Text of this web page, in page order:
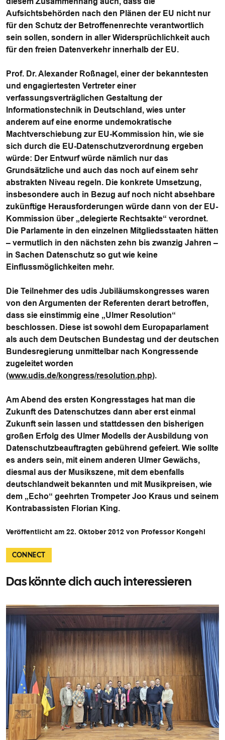
Aufsichtsbehörden nach den Plänen der EU nicht nur
für den Schutz der Betroffenenrechte verantwortlich
sein sollen, sondern in aller Widersprüchlichkeit auch
für den freien Datenverkehr innerhalb der EU.
Prof. Dr. Alexander Roßnagel , einer der bekanntesten
und engagiertesten Vertreter einer
verfassungsverträglichen Gestaltung der
Informationstechnik in Deutschland, wies unter
anderem auf eine enorme undemokratische
Machtverschiebung zur EU-Kommission hin, wie sie
sich durch die EU-Datenschutzverordnung ergeben
würde: Der Entwurf würde nämlich nur das
Grundsätzliche und auch das noch auf einem sehr
abstrakten Niveau regeln. Die konkrete Umsetzung,
insbesondere auch in Bezug auf noch nicht absehbare
zukünftige Herausforderungen würde dann von der EU-
Kommission über „delegierte Rechtsakte“ verordnet.
Die Parlamente in den einzelnen Mitgliedsstaaten hätten
– vermutlich in den nächsten zehn bis zwanzig Jahren –
in Sachen Datenschutz so gut wie keine
Einflussmöglichkeiten mehr.
Die Teilnehmer des udis Jubiläumskongresses waren
von den Argumenten der Referenten derart betroffen,
dass sie einstimmig eine „Ulmer Resolution“
beschlossen. Diese ist sowohl dem Europaparlament
als auch dem Deutschen Bundestag und der deutschen
Bundesregierung unmittelbar nach Kongressende
zugeleitet worden
(www.udis.de/kongress/resolution.php).
Am Abend des ersten Kongresstages hat man die
Zukunft des Datenschutzes dann aber erst einmal
Zukunft sein lassen und stattdessen den bisherigen
großen Erfolg des Ulmer Modells der Ausbildung von
Datenschutzbeauftragten gebührend gefeiert. Wie sollte
es anders sein, mit einem anderen Ulmer Gewächs,
diesmal aus der Musikszene, mit dem ebenfalls
deutschlandweit bekannten und mit Musikpreisen, wie
dem „Echo“ geehrten Trompeter Joo Kraus und seinem
Kontrabassisten Florian King.
Veröffentlicht am 22. Oktober 2012 von Professor Kongehl
CONNECT
Das könnte dich auch interessieren